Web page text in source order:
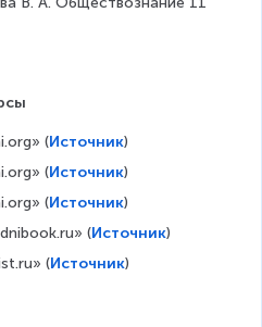
(Источник)
(Источник)
(Источник)
(Источник)
(Источник)